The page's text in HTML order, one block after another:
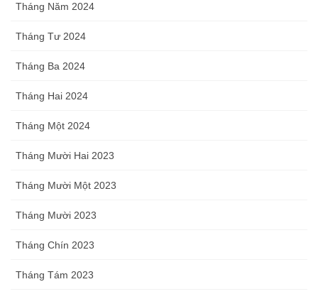
Tháng Năm 2024
Tháng Tư 2024
Tháng Ba 2024
Tháng Hai 2024
Tháng Một 2024
Tháng Mười Hai 2023
Tháng Mười Một 2023
Tháng Mười 2023
Tháng Chín 2023
Tháng Tám 2023